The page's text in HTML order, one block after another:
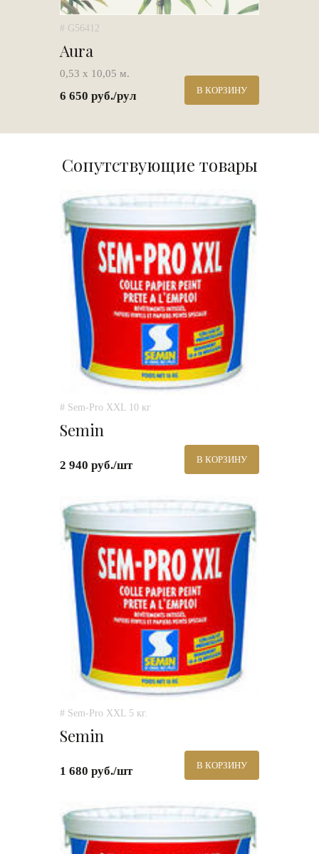
# G56412
Aura
0,53 х 10,05 м.
6 650 руб./рул В КОРЗИНУ
Сопутствующие товары
# Sem-Pro XXL 10 кг
Semin
2 940 руб./шт В КОРЗИНУ
# Sem-Pro XXL 5 кг.
Semin
1 680 руб./шт В КОРЗИНУ